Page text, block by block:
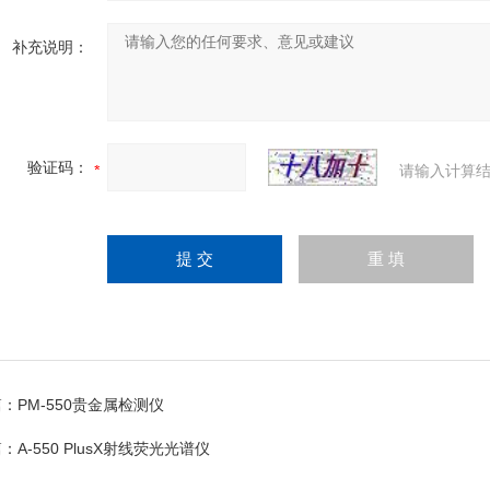
补充说明：
验证码： 请输入计算
PM-550贵金属检测仪
A-550 PlusX射线荧光光谱仪